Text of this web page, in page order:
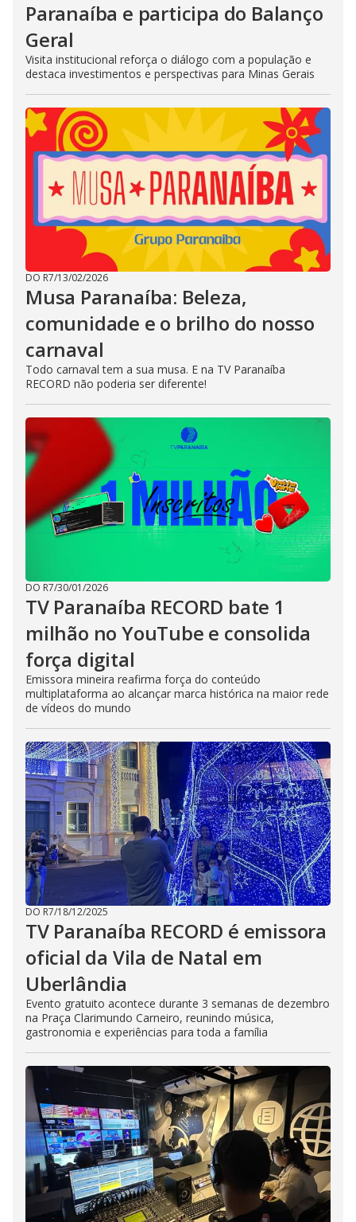
Paranaíba e participa do Balanço
Geral
Visita institucional reforça o diálogo com a população e
destaca investimentos e perspectivas para Minas Gerais
DO R7/13/02/2026
Musa Paranaíba: Beleza,
comunidade e o brilho do nosso
carnaval
Todo carnaval tem a sua musa. E na TV Paranaíba
RECORD não poderia ser diferente!
DO R7/30/01/2026
TV Paranaíba RECORD bate 1
milhão no YouTube e consolida
força digital
Emissora mineira reafirma força do conteúdo
multiplataforma ao alcançar marca histórica na maior rede
de vídeos do mundo
DO R7/18/12/2025
TV Paranaíba RECORD é emissora
oficial da Vila de Natal em
Uberlândia
Evento gratuito acontece durante 3 semanas de dezembro
na Praça Clarimundo Carneiro, reunindo música,
gastronomia e experiências para toda a família